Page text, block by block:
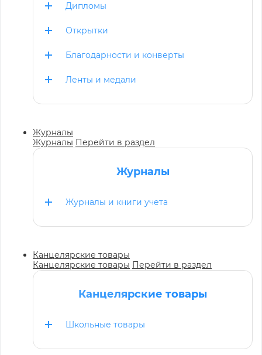
Дипломы
Открытки
Благодарности и конверты
Ленты и медали
Журналы
Журналы Перейти в раздел
Журналы
Журналы и книги учета
Канцелярские товары
Канцелярские товары Перейти в раздел
Канцелярские товары
Школьные товары